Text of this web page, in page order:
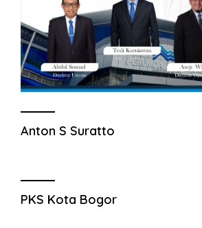
Anton S Suratto
PKS Kota Bogor